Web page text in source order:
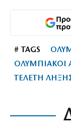
# TAGS
ΟΛΥΜΠΙΑΚΟΙ
ΤΕΛΕΤΗ